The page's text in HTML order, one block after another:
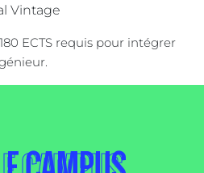
Vintage
ECTS requis pour intégrer